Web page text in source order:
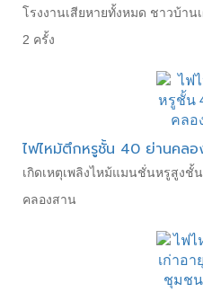
โรงงานเสียหายทั้งหมด ชาวบ้าน
2 ครั้ง
ไฟไหม้ตึกหรูชั้น 40 ย่านคลอ
เกิดเหตุเพลิงไหม้แมนชั่นหรูสูง
คลองสาน